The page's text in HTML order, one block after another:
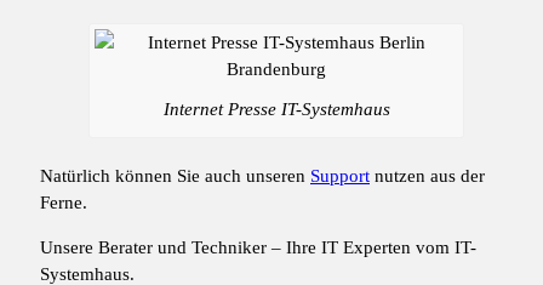
Internet Presse IT-Systemhaus
Natürlich können Sie auch unseren Support nutzen aus der
Ferne.
Unsere Berater und Techniker – Ihre IT Experten vom IT-
Systemhaus.